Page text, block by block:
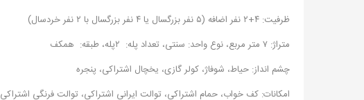
ظرفیت: ۴+۲ نفر اضافه (۵ نفر بزرگسال یا ۴ نفر بزرگسال با ۲ نفر خردسال)
متراژ: ۷ متر مربع، نوع واحد: سنتی، تعداد پله: ۲پله، طبقه: همکف
چشم انداز: حیاط، شوفاژ، کولر گازی، یخچال اشتراکی، پنجره
امکانات: کف خواب، حمام اشتراکی، توالت ایرانی اشتراکی، توالت فرنگی اشتراکی